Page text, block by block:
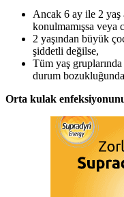
Ancak 6 ay ile 2 yaş
konulmamışsa veya
2 yaşından büyük
şiddetli değilse,
Tüm yaş
durum
Orta kulak